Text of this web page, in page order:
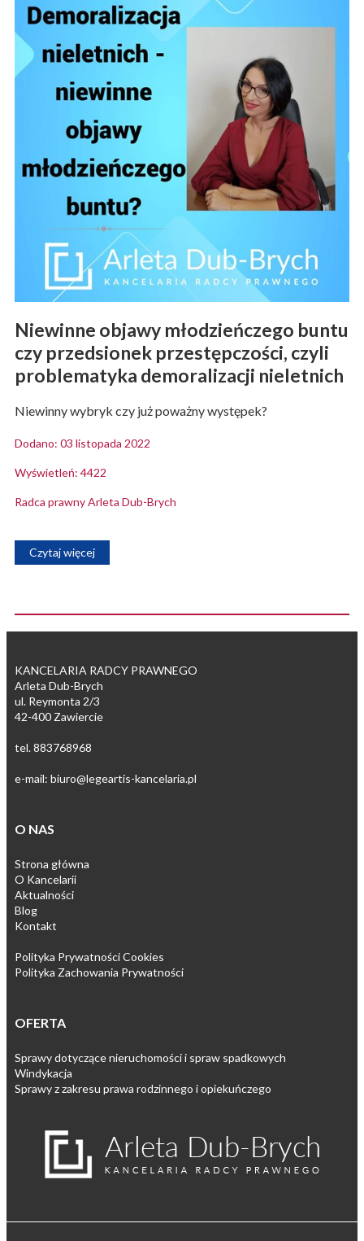
Niewinne objawy młodzieńczego buntu
czy przedsionek przestępczości, czyli
problematyka demoralizacji nieletnich
Niewinny wybryk czy już poważny występek?
Dodano: 03 listopada 2022
Wyświetleń: 4422
Radca prawny Arleta Dub-Brych
Czytaj więcej
KANCELARIA RADCY PRAWNEGO
Arleta Dub-Brych
ul. Reymonta 2/3
42-400 Zawiercie
tel. 883768968
e-mail: biuro@legeartis-kancelaria.pl
O NAS
Strona główna
O Kancelarii
Aktualności
Blog
Kontakt
Polityka Prywatności Cookies
Polityka Zachowania Prywatności
OFERTA
Sprawy dotyczące nieruchomości i spraw spadkowych
Windykacja
Sprawy z zakresu prawa rodzinnego i opiekuńczego